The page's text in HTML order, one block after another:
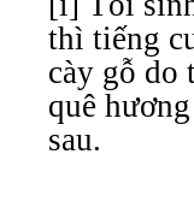
thì tiếng
cày gỗ do
quê
sau.